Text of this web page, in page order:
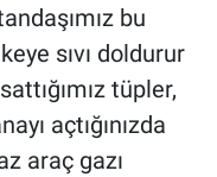
bu
sıvı doldurur
tüpler,
açtığınızda
araç gazı